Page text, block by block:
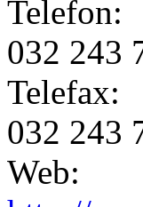
Telefon:
032 243
Telefax:
032 243
Web: